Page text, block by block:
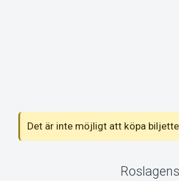
Det är inte möjligt att köpa